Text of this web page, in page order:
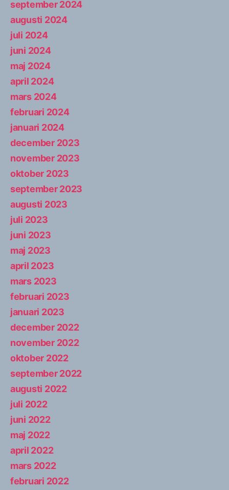
september 2024
augusti 2024
juli 2024
juni 2024
maj 2024
april 2024
mars 2024
februari 2024
januari 2024
december 2023
november 2023
oktober 2023
september 2023
augusti 2023
juli 2023
juni 2023
maj 2023
april 2023
mars 2023
februari 2023
januari 2023
december 2022
november 2022
oktober 2022
september 2022
augusti 2022
juli 2022
juni 2022
maj 2022
april 2022
mars 2022
februari 2022